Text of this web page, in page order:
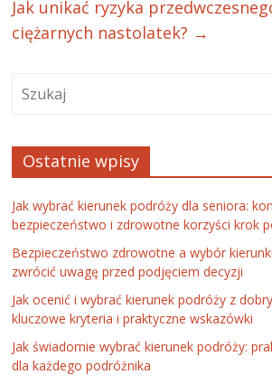
Jak unikać ryzyka
ciężarnych nastolatek? →
Ostatnie wpisy
Jak wybrać kierunek podróży dla seniora:
bezpieczeństwo i zdrowotne korzyści krok
Bezpieczeństwo zdrowotne a wybór
zwrócić uwagę przed podjęciem decyzji
Jak ocenić i wybrać kierunek podróży z
kluczowe kryteria i praktyczne wskazówki
Jak świadomie wybrać kierunek podróży:
dla każdego podróżnika